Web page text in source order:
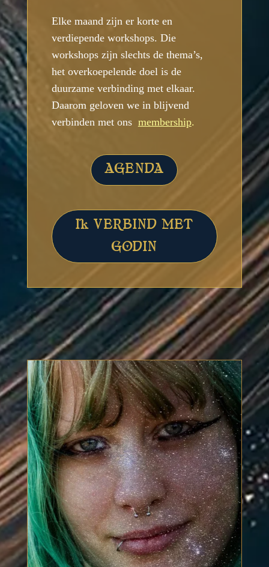
Elke maand zijn er korte en
verdiepende workshops. Die
workshops zijn slechts de thema’s,
het overkoepelende doel is de
duurzame verbinding met elkaar.
Daarom geloven we in blijvend
verbinden met ons membership.
AGENDA
Ik VERBIND MET
GODIN